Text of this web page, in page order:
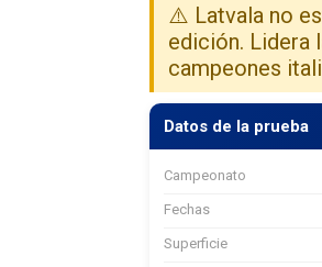
⚠️ Latvala no
edición. Lidera
campeones
Datos de la prueba
Campeonato
Fechas
Superficie